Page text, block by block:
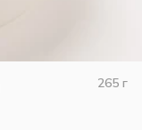
265 г